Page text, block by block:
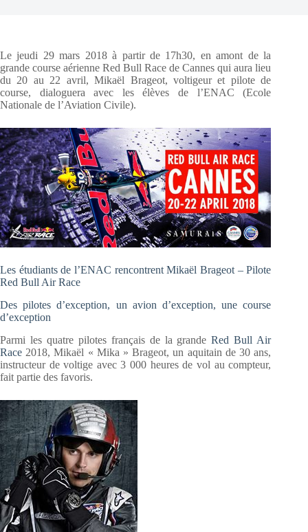
Le jeudi 29 mars 2018 à partir de 17h30, en amont de la
grande course aérienne Red Bull Race de Cannes qui aura lieu
du 20 au 22 avril, Mikaël Brageot, voltigeur et pilote de
course, dialoguera avec les élèves de l’ENAC (Ecole
Nationale de l’Aviation Civile).
Les étudiants de l’ENAC rencontrent Mikaël Brageot – Pilote
Red Bull Air Race
Des pilotes d’exception, un avion d’exception, une course
d’exception
Parmi les quatre pilotes français de la grandeRed Bull Air
Race 2018, Mikaël « Mika » Brageot, un aquitain de 30 ans,
instructeur de voltige avec 3 000 heures de vol au compteur,
fait partie des favoris.